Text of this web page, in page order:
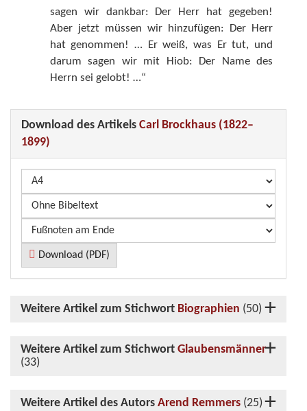
sagen wir dankbar: Der Herr hat gegeben!
Aber jetzt müssen wir hinzufügen: Der Herr
hat genommen! … Er weiß, was Er tut, und
darum sagen wir mit Hiob: Der Name des
Herrn sei gelobt! …“
Download des Artikels Carl Brockhaus (1822–
1899)
Download (PDF)
Weitere Artikel zum Stichwort Biographien (50)
Weitere Artikel zum Stichwort Glaubensmänner
(33)
Weitere Artikel des Autors Arend Remmers (25)